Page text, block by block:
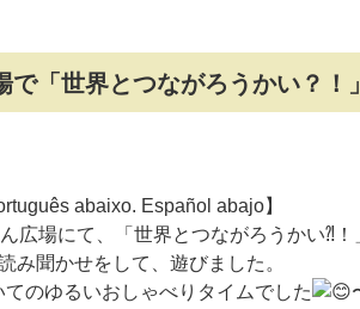
で「世界とつながろうかい？！
abaixo. Español abajo】
広場にて、「世界とつながろうかい⁈！
み聞かせをして、遊びました。
のゆるいおしゃべりタイムでした